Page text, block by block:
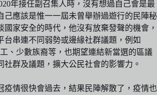
年接任副召集人時，沒有想過自己會是最
己應該是惟一一屆未曾舉辦過遊行的民陣秘
國家安全的時代，他沒有放棄發聲的機會，
台串連不同弱勢或邊緣社群議題，例如
、少數族裔等，也期望連結新當選的區議
社群及議題，擴大公民社會的影響力。
疫情很快會過去，結果民陣解散了，疫情也